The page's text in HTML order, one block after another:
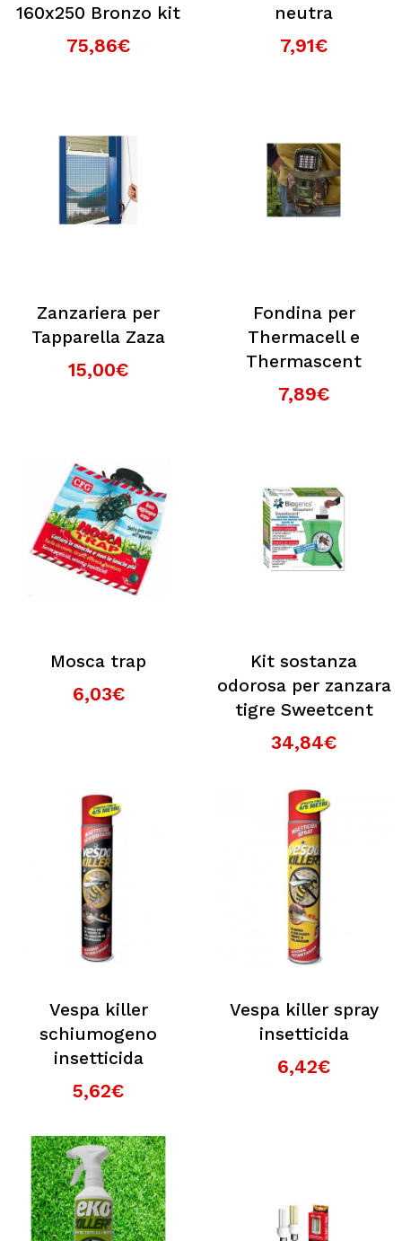
160x250 Bronzo kit
75,86€
neutra
7,91€
Zanzariera per
Tapparella Zaza
15,00€
Fondina per
Thermacell e
Thermascent
7,89€
Mosca trap
6,03€
Kit sostanza
odorosa per zanzara
tigre Sweetcent
34,84€
Vespa killer
schiumogeno
insetticida
5,62€
Vespa killer spray
insetticida
6,42€